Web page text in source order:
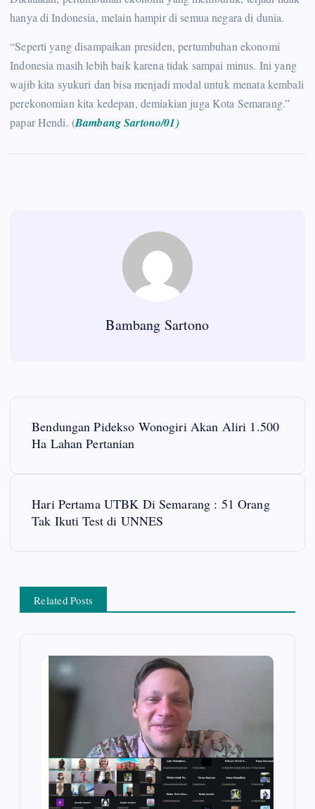
hanya di Indonesia, melain hampir di semua negara di dunia.
“Seperti yang disampaikan presiden, pertumbuhan ekonomi
Indonesia masih lebih baik karena tidak sampai minus. Ini yang
wajib kita syukuri dan bisa menjadi modal untuk menata kembali
perekonomian kita kedepan, demiakian juga Kota Semarang.”
papar Hendi. (Bambang Sartono/01)
Bambang Sartono
a
v
Bendungan Pidekso Wonogiri Akan Aliri 1.500
Ha Lahan Pertanian
Hari Pertama UTBK Di Semarang : 51 Orang
Tak Ikuti Test di UNNES
Related Posts